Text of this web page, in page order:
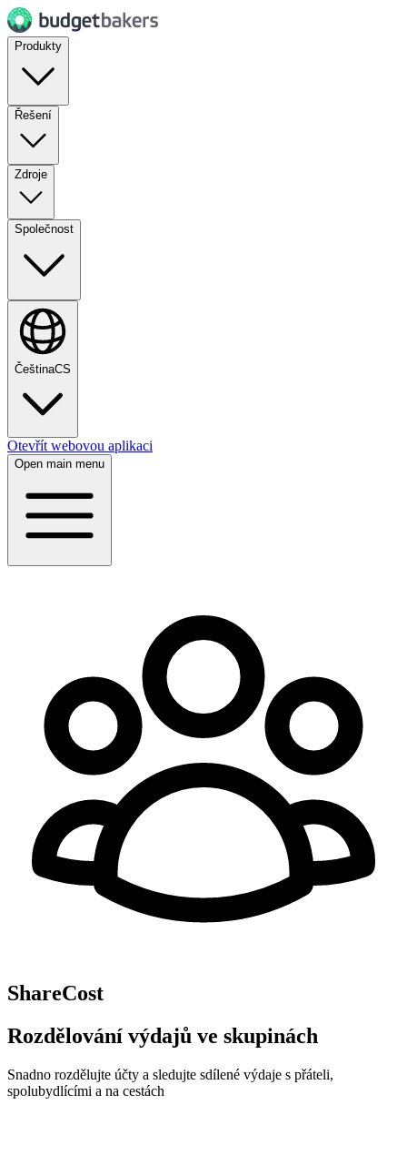
Produkty
Řešení
Zdroje
Společnost
ČeštinaCS
Otevřít webovou aplikaci
Open main menu
ShareCost
Rozdělování výdajů ve skupinách
Snadno rozdělujte účty a sledujte sdílené výdaje s přáteli,
spolubydlícími a na cestách